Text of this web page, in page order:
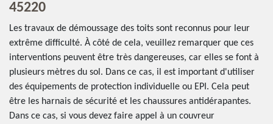
45220
Les travaux de démoussage des toits sont reconnus pour leur
extrême difficulté. À côté de cela, veuillez remarquer que ces
interventions peuvent être très dangereuses, car elles se font à
plusieurs mètres du sol. Dans ce cas, il est important d'utiliser
des équipements de protection individuelle ou EPI. Cela peut
être les harnais de sécurité et les chaussures antidérapantes.
Dans ce cas, si vous devez faire appel à un couvreur